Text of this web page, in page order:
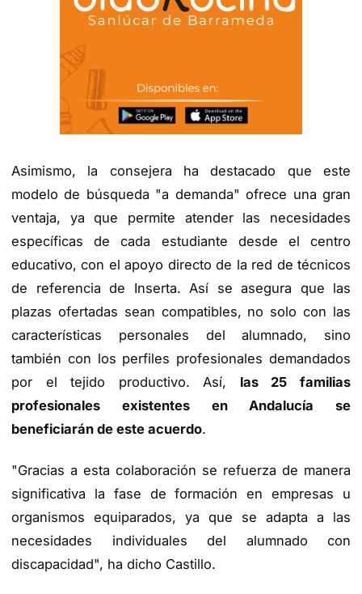
Asimismo, la consejera ha destacado que este
modelo de búsqueda "a demanda" ofrece una gran
ventaja, ya que permite atender las necesidades
específicas de cada estudiante desde el centro
educativo, con el apoyo directo de la red de técnicos
de referencia de Inserta. Así se asegura que las
plazas ofertadas sean compatibles, no solo con las
características personales del alumnado, sino
también con los perfiles profesionales demandados
por el tejido productivo. Así, las 25 familias
profesionales existentes en Andalucía se
beneficiarán de este acuerdo.
"Gracias a esta colaboración se refuerza de manera
significativa la fase de formación en empresas u
organismos equiparados, ya que se adapta a las
necesidades individuales del alumnado con
discapacidad", ha dicho Castillo.